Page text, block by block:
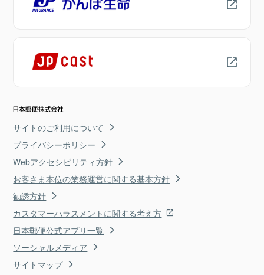
サイトのご利用について
プライバシーポリシー
Webアクセシビリティ方針
お客さま本位の業務運営に関する基本方針
勧誘方針
カスタマーハラスメントに関する考え方
日本郵便公式アプリ一覧
ソーシャルメディア
サイトマップ